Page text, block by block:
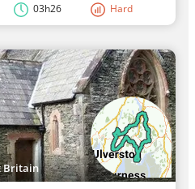
03h26 Hard
Britain